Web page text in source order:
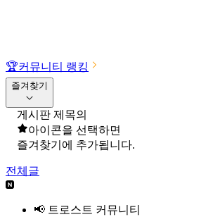
🏆커뮤니티 랭킹
즐겨찾기
게시판 제목의
아이콘을 선택하면
즐겨찾기에 추가됩니다.
전체글
📢 트로스트 커뮤니티